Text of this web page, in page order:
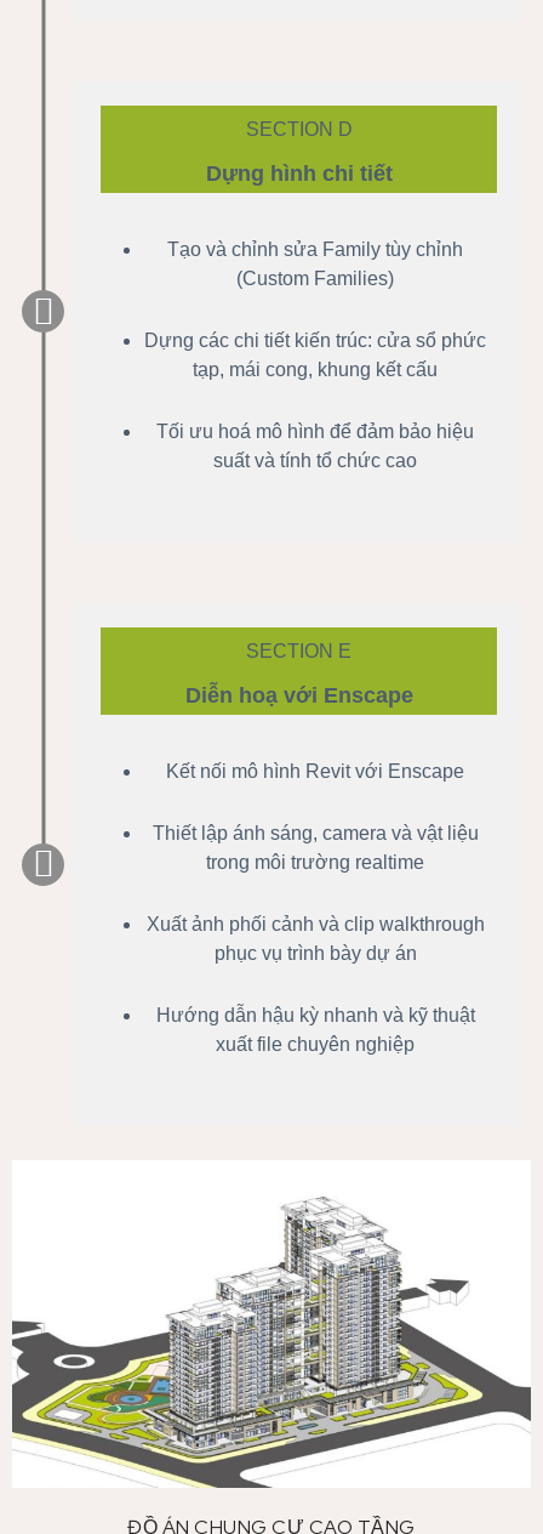
SECTION D
Dựng hình chi tiết
Tạo và chỉnh sửa Family tùy chỉnh
(Custom Families)
Dựng các chi tiết kiến trúc: cửa sổ phức
tạp, mái cong, khung kết cấu
Tối ưu hoá mô hình để đảm bảo hiệu
suất và tính tổ chức cao
SECTION E
Diễn hoạ với Enscape
Kết nối mô hình Revit với Enscape
Thiết lập ánh sáng, camera và vật liệu
trong môi trường realtime
Xuất ảnh phối cảnh và clip walkthrough
phục vụ trình bày dự án
Hướng dẫn hậu kỳ nhanh và kỹ thuật
xuất file chuyên nghiệp
ĐỒ ÁN CHUNG CƯ CAO TẦNG